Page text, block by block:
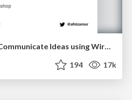
Easily Structure & Communicate Ideas using Wireframe
194 17k